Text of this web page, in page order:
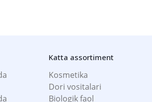
Katta assortiment
Kosmetika
Dori vositalari
Biologik faol